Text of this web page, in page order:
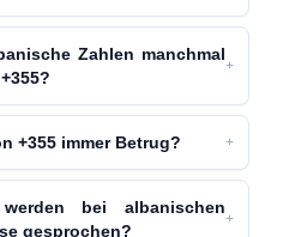
Zahlen manchmal
+
+355 immer Betrug? +
bei albanischen
gesprochen?
+